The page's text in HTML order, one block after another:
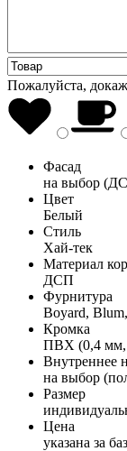
Пожалуйста,
Фасад
на выбор
Цвет
Белый
Стиль
Хай-тек
Материал
ДСП
Фурнитура
Boyard,
Кромка
ПВХ (0,4
Внутреннее
на выбор
Размер
Цена
указана за